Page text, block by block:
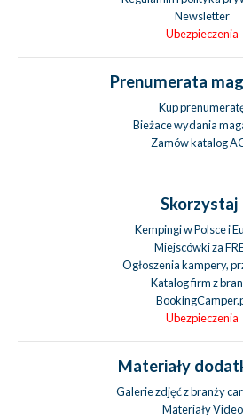
Newsletter
Ubezpieczenia
Prenumerata
Kup
Bieżace wydania
Zamów katalog
Skorzystaj
Kempingi w Polsce i
Miejscówki za
Ogłoszenia kampery,
Katalog firm z
Ubezpieczenia
Materiały
Galerie zdjęć z branży
Materiały Video